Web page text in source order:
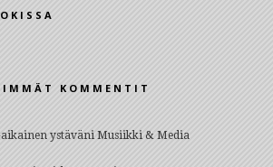
KOMMENTIT
ystäväni Musiikki & Media